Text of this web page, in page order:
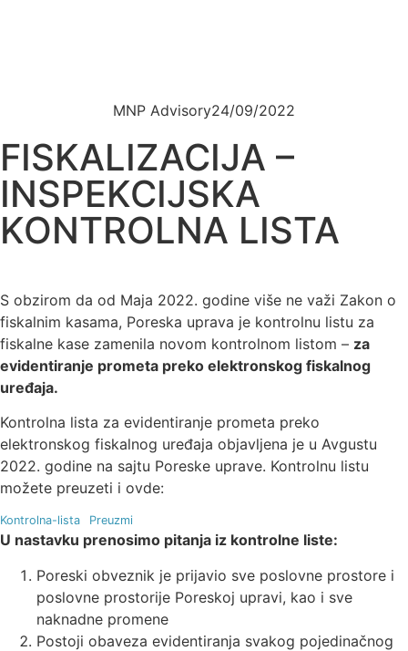
MNP Advisory24/09/2022
FISKALIZACIJA –
INSPEKCIJSKA
KONTROLNA LISTA
S obzirom da od Maja 2022. godine više ne važi Zakon o
fiskalnim kasama, Poreska uprava je kontrolnu listu za
fiskalne kase zamenila novom kontrolnom listom – za
evidentiranje prometa preko elektronskog fiskalnog
uređaja.
Kontrolna lista za evidentiranje prometa preko
elektronskog fiskalnog uređaja objavljena je u Avgustu
2022. godine na sajtu Poreske uprave. Kontrolnu listu
možete preuzeti i ovde:
Kontrolna-lista Preuzmi
U nastavku prenosimo pitanja iz kontrolne liste:
Poreski obveznik je prijavio sve poslovne prostore i
poslovne prostorije Poreskoj upravi, kao i sve
naknadne promene
Postoji obaveza evidentiranja svakog pojedinačnog